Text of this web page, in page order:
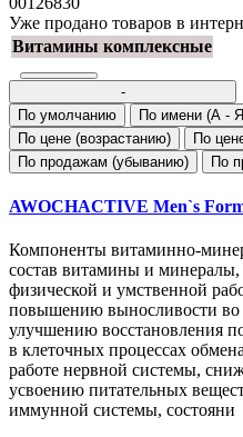
Уже продано товаров в
Витамины комплексные
-
По умолчанию
По имени (A -
По цене (возрастанию)
По
По продажам (убыванию)
По
AWOCHACTIVE Men`s
Компоненты витаминно-
состав витамины и
физической и умственной
повышению выносливости во
улучшению восстановления
в клеточных процессах
работе нервной системы,
усвоению питательных
иммунной системы, состояни